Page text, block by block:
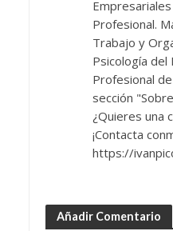
Profesional.
Trabajo y
Psicología
Profesional
sección
¿Quieres una
¡Contacta
https://
Añadir Comentario